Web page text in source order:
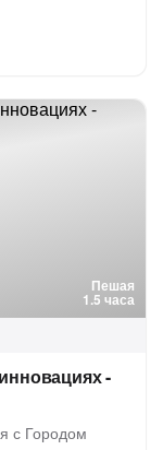
Пешая
1.5 часа
-
с Городом